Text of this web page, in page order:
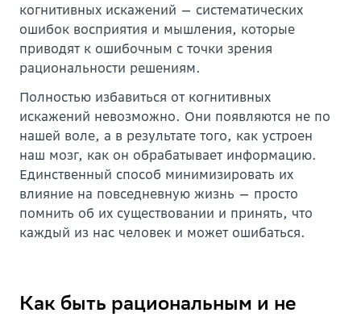
когнитивных искажений — систематических
ошибок восприятия и мышления, которые
приводят к ошибочным с точки зрения
рациональности решениям.
Полностью избавиться от когнитивных
искажений невозможно. Они появляются не по
нашей воле, а в результате того, как устроен
наш мозг, как он обрабатывает информацию.
Единственный способ минимизировать их
влияние на повседневную жизнь — просто
помнить об их существовании и принять, что
каждый из нас человек и может ошибаться.
Как быть рациональным и не